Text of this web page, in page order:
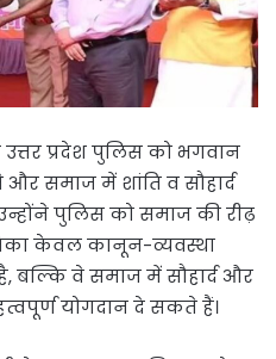
प्रदेश पुलिस को भगवान
समाज में शांति व सौहार्द
पुलिस को समाज की रीढ़
केवल कानून-व्यवस्था
बल्कि वे समाज में सौहार्द और
योगदान दे सकते हैं।